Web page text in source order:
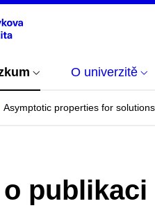
O univerzitě
Asymptotic properties for
publikaci